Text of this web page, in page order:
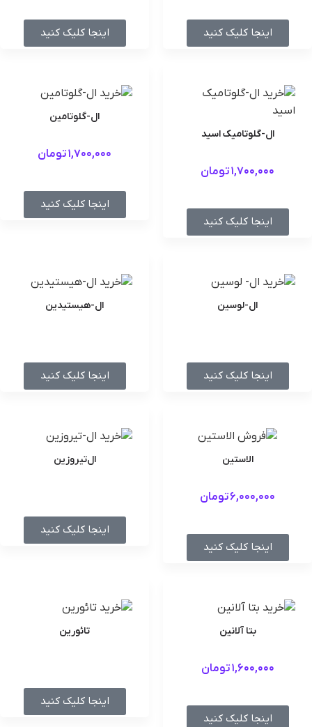
اینجا کلیک کنید اینجا کلیک کنید
ال-گلوتامیک اسید
1,700,000تومان
اینجا کلیک کنید
ال-گلوتامین
1,700,000تومان
اینجا کلیک کنید
ال-لوسین
اینجا کلیک کنید
ال-هیستیدین
اینجا کلیک کنید
الاستین
6,000,000تومان
اینجا کلیک کنید
ال‌تیروزین
اینجا کلیک کنید
بتا آلانین
1,600,000تومان
اینجا کلیک کنید
تائورین
اینجا کلیک کنید